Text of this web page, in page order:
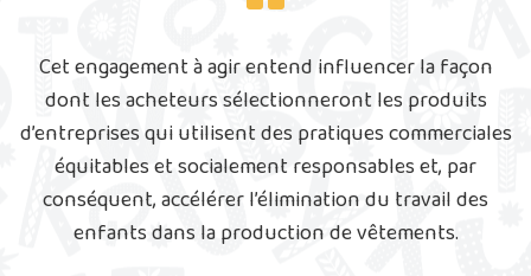
Cet engagement à agir entend influencer la façon
dont les acheteurs sélectionneront les produits
d’entreprises qui utilisent des pratiques commerciales
équitables et socialement responsables et, par
conséquent, accélérer l’élimination du travail des
enfants dans la production de vêtements.